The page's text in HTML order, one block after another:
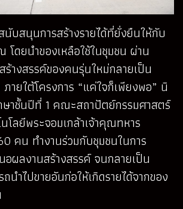
บสนุนการสร้างรายได้ที่ยั่งยืนให้กับ
โดยนำของเหลือใช้ในชุมชน ผ่าน
างสรรค์ของคนรุ่นใหม่กลายเป็น
ยใต้โครงการ “แค่ใจก็เพียงพอ” นิ
าชั้นปีที่ 1 คณะสถาปัตย์กรรมศาสตร์
โลยีพระจอมเกล้าเจ้าคุณทหาร
คน ทำงานร่วมกับชุมชนในการ
ผลงานสร้างสรรค์ จนกลายเป็น
ำไปขายอันก่อให้เกิดรายได้จากของ